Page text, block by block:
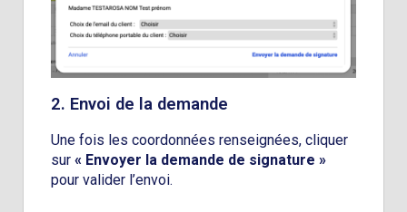
2. Envoi de la demande
Une fois les coordonnées renseignées, cliquer
sur « Envoyer la demande de signature »
pour valider l’envoi.